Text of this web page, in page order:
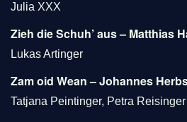
Julia XXX
Zieh die Schuh’ aus – Matthias
Lukas Artinger
Zam oid Wean – Johannes
Tatjana Peintinger, Petra Reisinger